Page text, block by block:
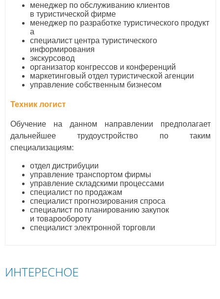
менеджер по обслуживанию клиентов
в туристической фирме
менеджер по разработке туристического продукт
а
специалист центра туристического
информирования
экскурсовод
организатор конгрессов и конференций
маркетинговый отдел туристической агенции
управление собственным бизнесом
Техник логист
Обучение на данном направлении предполагает
дальнейшее трудоустройство по таким
специализациям:
отдел дистрибуции
управление транспортом фирмы
управление складскими процессами
специалист по продажам
специалист прогнозирования спроса
специалист по планированию закупок
и товарообороту
специалист электронной торговли
ИНТЕРЕСНОЕ